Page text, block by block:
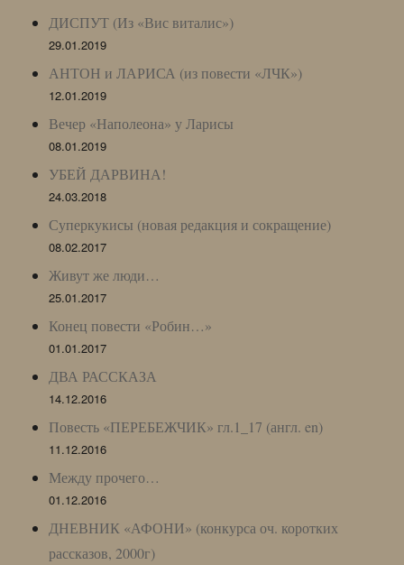
ДИСПУТ (Из «Вис виталис»)
29.01.2019
АНТОН и ЛАРИСА (из повести «ЛЧК»)
12.01.2019
Вечер «Наполеона» у Ларисы
08.01.2019
УБЕЙ ДАРВИНА!
24.03.2018
Суперкукисы (новая редакция и сокращение)
08.02.2017
Живут же люди…
25.01.2017
Конец повести «Робин…»
01.01.2017
ДВА РАССКАЗА
14.12.2016
Повесть «ПЕРЕБЕЖЧИК» гл.1_17 (англ. en)
11.12.2016
Между прочего…
01.12.2016
ДНЕВНИК «АФОНИ» (конкурса оч. коротких
рассказов, 2000г)